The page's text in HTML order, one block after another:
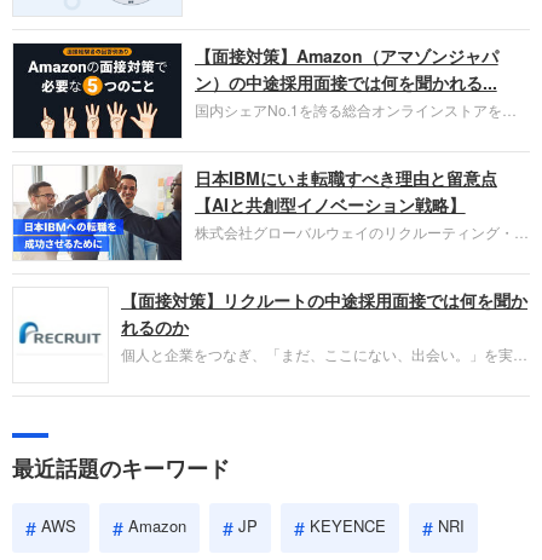
お勧めするイチオシ企業をご紹介します。今回はク
ラウド型CRMプラットフォームを提供する
HubSpot Japan（ハブスポット・ジャパン）株式会
社です。採用面接対策の企業研究にご活用くださ
い。
【面接対策】Amazon（アマゾンジャパ
ン）の中途採用面接では何を聞かれる...
国内シェアNo.1を誇る総合オンラインストアを運
圧倒的な存在感を持つAmazon。中途採用面接では
過去の具体的な業務成果やリーダーシップの発揮、
失敗からの学びが重視され、人間性やカルチャーフ
ィットも評価対象となり、長期的に成長できる仲間
であるかを多角的に審査されます。
日本IBMにいま転職すべき理由と留意点
【AIと共創型イノベーション戦略】
株式会社グローバルウェイのリクルーティング・パ
パーソンが利用する企業口コミサイト「キャリコ
ネ」の転職エージェントがお勧めするイチオシ企業
IBMです。採用面接対策の企業研究にご活用くださ
い。
【面接対策】リクルートの中途採用面接では何を聞か
れるのか
個人と企業をつなぎ、「まだ、ここにない、出会い。」を実現
やこれまでの成果を具体的に問われるほか、「人間性」も評価
しょう。
最近話題のキーワード
AWS Amazon JP KEYENCE NRI